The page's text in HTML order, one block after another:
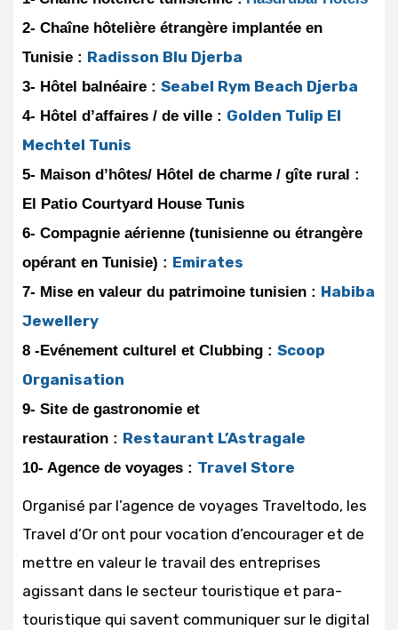
2- Chaîne hôtelière étrangère implantée en
Tunisie : Radisson Blu Djerba
3- Hôtel balnéaire : Seabel Rym Beach Djerba
4- Hôtel d’affaires / de ville : Golden Tulip El
Mechtel Tunis
5- Maison d’hôtes/ Hôtel de charme / gîte rural :
El Patio Courtyard House Tunis
6- Compagnie aérienne (tunisienne ou étrangère
opérant en Tunisie) : Emirates
7- Mise en valeur du patrimoine tunisien : Habiba
Jewellery
8 -Evénement culturel et Clubbing : Scoop
Organisation
9- Site de gastronomie et
restauration : Restaurant L’Astragale
10- Agence de voyages : Travel Store
Organisé par l’agence de voyages Traveltodo, les
Travel d’Or ont pour vocation d’encourager et de
mettre en valeur le travail des entreprises
agissant dans le secteur touristique et para-
touristique qui savent communiquer sur le digital